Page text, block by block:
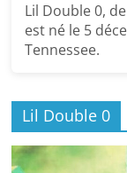
Lil Double 0,
est né le 5
Tennessee.
Lil Double 0